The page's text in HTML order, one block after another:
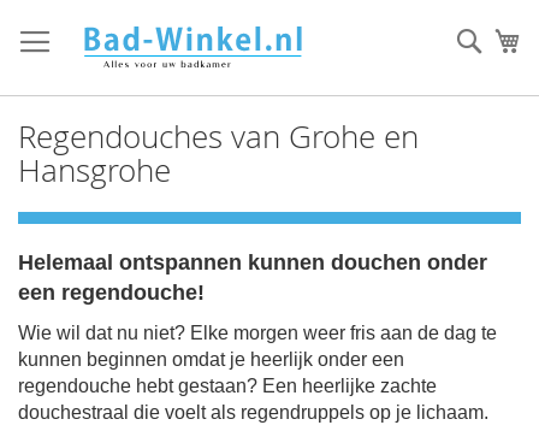
direct
door
inhoud
Regendouches van Grohe en
Hansgrohe
Helemaal ontspannen kunnen douchen onder
een regendouche!
Wie wil dat nu niet? Elke morgen weer fris aan de dag te
kunnen beginnen omdat je heerlijk onder een
regendouche hebt gestaan? Een heerlijke zachte
douchestraal die voelt als regendruppels op je lichaam.